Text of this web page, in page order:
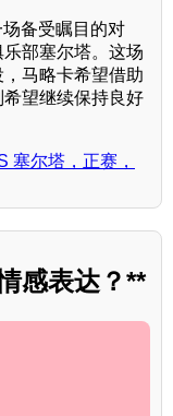
备受瞩目的对
部塞尔塔。这场
马略卡希望借助
望继续保持良好
塞尔塔，正赛，
感表达？**